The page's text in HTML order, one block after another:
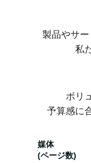
製品やサー
私
ボリ
予算感に
媒体
(ページ数)